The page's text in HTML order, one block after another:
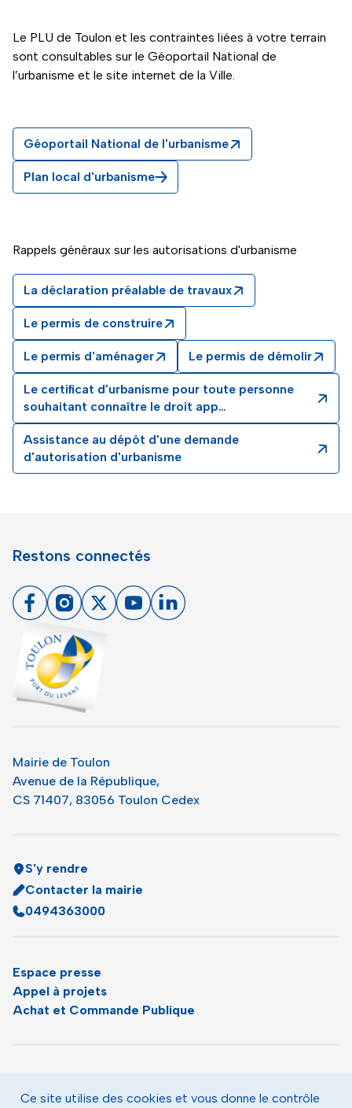
Le PLU de Toulon et les contraintes liées à votre terrain
sont consultables sur le Géoportail National de
l’urbanisme et le site internet de la Ville.
Géoportail National de l'urbanisme
Plan local d'urbanisme
Rappels généraux sur les autorisations d'urbanisme
La déclaration préalable de travaux
Le permis de construire
Le permis d'aménager Le permis de démolir
Le certificat d'urbanisme pour toute personne
souhaitant connaître le droit app…
Assistance au dépôt d'une demande
d'autorisation d'urbanisme
Restons connectés
FacebookInstagram
X YoutubeLinkedin
Mairie de Toulon
Avenue de la République,
CS 71407, 83056 Toulon Cedex
S'y rendre
Contacter la mairie
0494363000
Espace presse
Appel à projets
Achat et Commande Publique
Agenda
Ce site utilise des cookies et vous donne le contrôle